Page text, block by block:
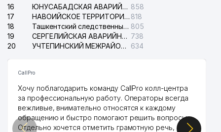
16
ЮНУСАБАДСКАЯ АВАРИЙНАЯ СЛУЖБА ЭЛЕКТРОСЕТИ 858
17
НАВОИЙСКОЕ ТЕРРИТОРИАЛЬНОЕ ПРЕДПРИЯТИЕ ЭЛЕКТРОСЕТИ АО 818
18
Ташкентский следственный изолятор 805
19
СЕРГЕЛИЙСКАЯ АВАРИЙНАЯ СЛУЖБА ЭЛЕКТРОСЕТИ 738
20
УЧТЕПИНСКИЙ МЕЖРАЙОННЫЙ СУД ПО ГРАЖДАНСКИМ ДЕЛАМ 634
CallPro
Хочу поблагодарить команду CallPro колл-центра
за профессиональную работу. Операторы всегда
вежливые, внимательно относятся к каждому
обращению и быстро помогают решить вопросы.
Отдельно хочется отметить грамотную речь,